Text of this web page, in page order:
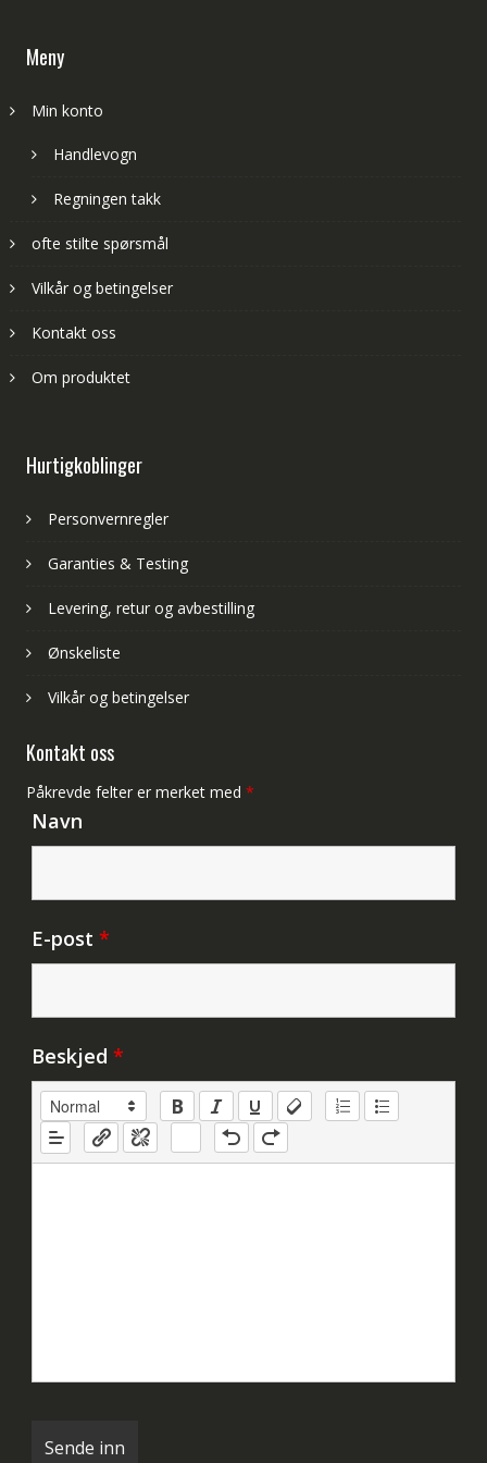
Meny
Min konto
Handlevogn
Regningen takk
ofte stilte spørsmål
Vilkår og betingelser
Kontakt oss
Om produktet
Hurtigkoblinger
Personvernregler
Garanties & Testing
Levering, retur og avbestilling
Ønskeliste
Vilkår og betingelser
Kontakt oss
Påkrevde felter er merket med *
Navn
E-post *
Beskjed *